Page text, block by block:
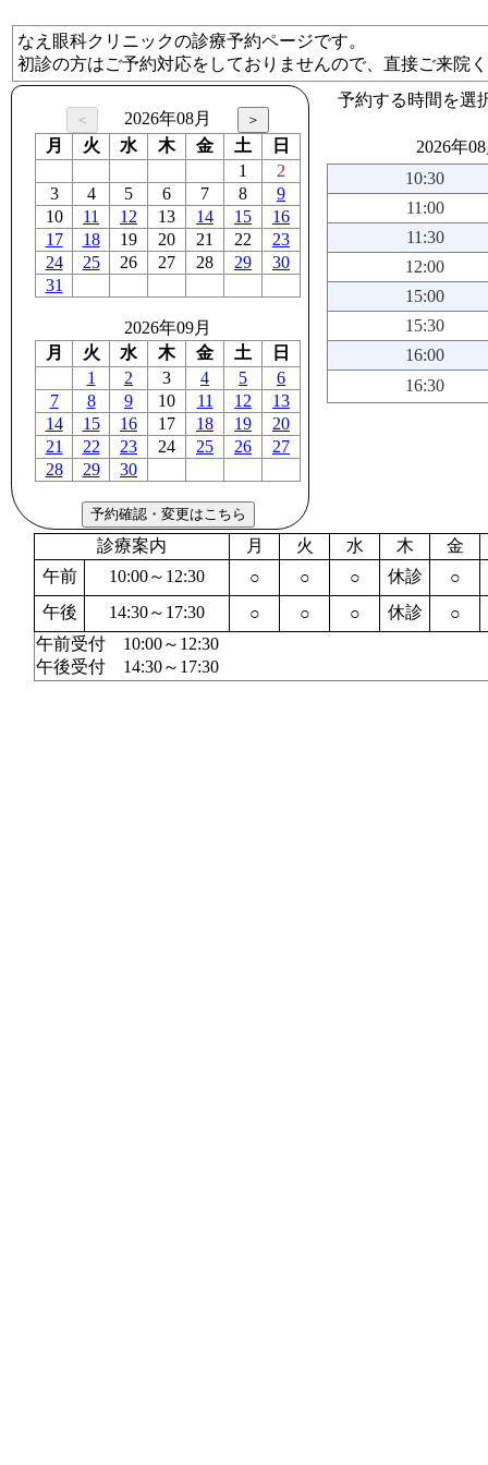
なえ眼科クリニックの診療予約ページです。
初診の方はご予約対応をしておりませんので、直接ご来院
2026年08月
月
火 水 木 金 土
日
1
2
3
4 5 6 7 8
9
10
11 12 13 14 15
16
17
18 19 20 21 22
23
24
25 26 27 28 29
30
31
2026年09月
月
火 水 木 金 土
日
1
2 3 4 5
6
7
8 9 10 11 12
13
14
15 16 17 18 19
20
21
22 23 24 25 26
27
28
29 30
予約する時間を選
2026年
10:30
11:00
11:30
12:00
15:00
15:30
16:00
16:30
診療案内 月 火 水 木
金
午前
10:00～12:30 ○ ○ ○ 休診
○
午後
14:30～17:30 ○ ○ ○ 休診
○
午前受付 10:00～12:30
午後受付 14:30～17:30